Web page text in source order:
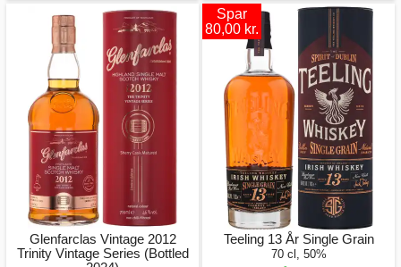
Glenfarclas Vintage 2012
Trinity Vintage Series (Bottled
Spar
80,00 kr.
Teeling 13 År Single Grain
70 cl, 50%